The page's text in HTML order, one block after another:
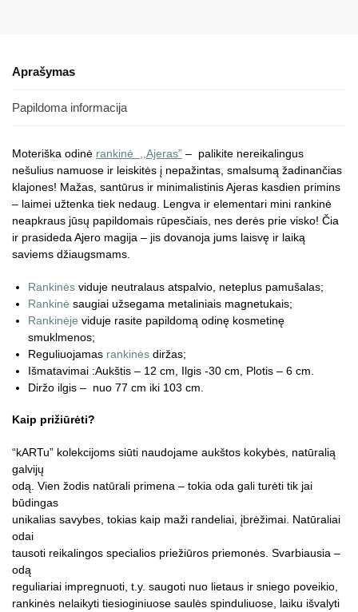
Aprašymas
Papildoma informacija
Moteriška odinė rankinė ,,Ajeras” – palikite nereikalingus
nešulius namuose ir leiskitės į nepažintas, smalsumą žadinančias
klajones! Mažas, santūrus ir minimalistinis Ajeras kasdien primins
– laimei užtenka tiek nedaug. Lengva ir elementari mini rankinė
neapkraus jūsų papildomais rūpesčiais, nes derės prie visko! Čia
ir prasideda Ajero magija – jis dovanoja jums laisvę ir laiką
saviems džiaugsmams.
Rankinės viduje neutralaus atspalvio, neteplus pamušalas;
Rankinė saugiai užsegama metaliniais magnetukais;
Rankinėje viduje rasite papildomą odinę kosmetinę
smuklmenos;
Reguliuojamas rankinės diržas;
Išmatavimai :Aukštis – 12 cm, Ilgis -30 cm, Plotis – 6 cm.
Diržo ilgis – nuo 77 cm iki 103 cm.
Kaip prižiūrėti?
“kARTu” kolekcijoms siūti naudojame aukštos kokybės, natūralią
galvijų
odą. Vien žodis natūrali primena – tokia oda gali turėti tik jai
būdingas
unikalias savybes, tokias kaip maži randeliai, įbrėžimai. Natūraliai
odai
tausoti reikalingos specialios priežiūros priemonės. Svarbiausia –
odą
reguliariai impregnuoti, t.y. saugoti nuo lietaus ir sniego poveikio,
rankinės nelaikyti tiesioginiuose saulės spinduliuose, laiku išvalyti